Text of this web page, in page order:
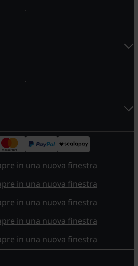
in una nuova finestra
in una nuova finestra
in una nuova finestra
in una nuova finestra
in una nuova finestra